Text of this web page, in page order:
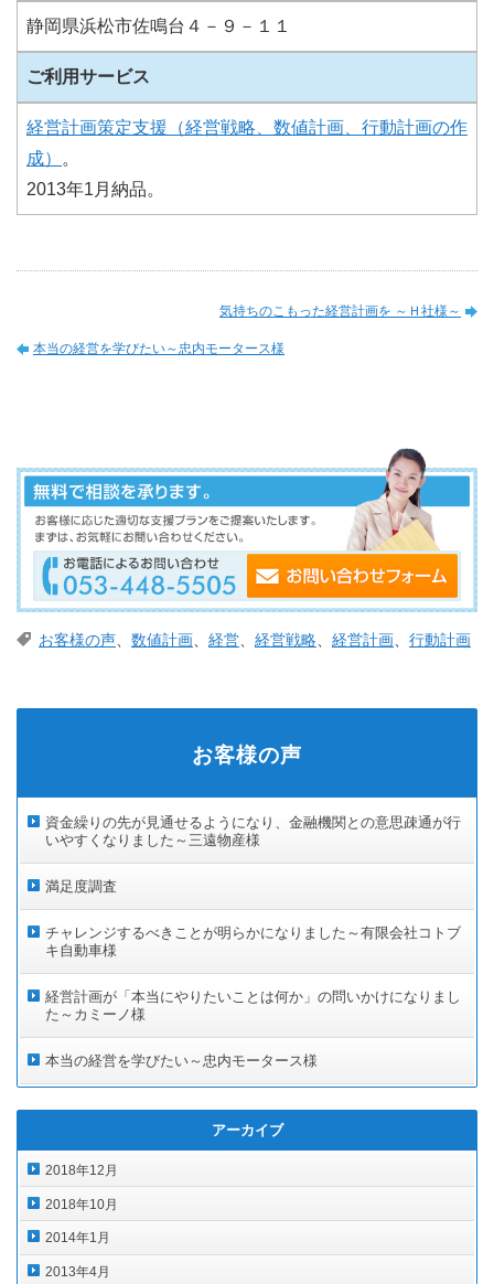
静岡県浜松市佐鳴台４－９－１１
ご利用サービス
経営計画策定支援（経営戦略、数値計画、行動計画の作
成）
。
2013年1月納品。
気持ちのこもった経営計画を ～Ｈ社様～
本当の経営を学びたい～忠内モータース様
お客様の声 数値計画 経営 経営戦略 経営計画 行動計画
お客様の声
資金繰りの先が見通せるようになり、金融機関との意思疎通が行
いやすくなりました～三遠物産様
満足度調査
チャレンジするべきことが明らかになりました～有限会社コトブ
キ自動車様
経営計画が「本当にやりたいことは何か」の問いかけになりまし
た～カミーノ様
本当の経営を学びたい～忠内モータース様
アーカイブ
2018年12月
2018年10月
2014年1月
2013年4月